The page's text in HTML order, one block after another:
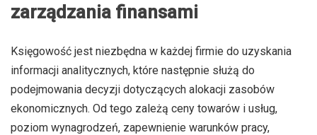
zarządzania finansami
Księgowość jest niezbędna w każdej firmie do uzyskania
informacji analitycznych, które następnie służą do
podejmowania decyzji dotyczących alokacji zasobów
ekonomicznych. Od tego zależą ceny towarów i usług,
poziom wynagrodzeń, zapewnienie warunków pracy,